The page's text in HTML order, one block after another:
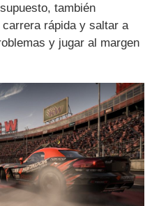
también
rápida y saltar a
y jugar al margen